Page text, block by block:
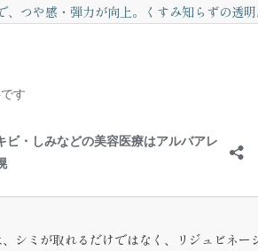
つや感・弾力が向上。くすみ知らずの透明
シミが取れるだけではなく、リジュビネー